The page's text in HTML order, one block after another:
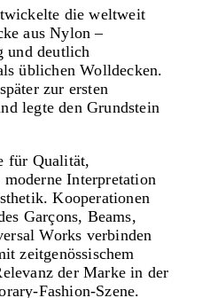
die weltweit
aus Nylon –
und deutlich
üblichen Wolldecken.
zur ersten
legte den Grundstein
für Qualität,
Interpretation
Kooperationen
Garçons, Beams,
Works verbinden
zeitgenössischem
der Marke in der
Fashion-Szene.